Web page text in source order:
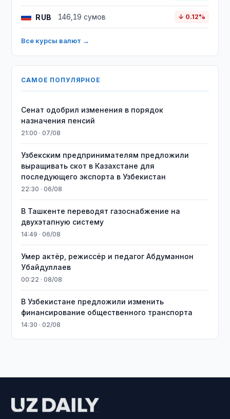
RUB 146,19 сумов ↓ 0.12%
Все курсы валют →
САМОЕ ПОПУЛЯРНОЕ
Сенат одобрил изменения в порядок
назначения пенсий
21:00 · 07/08
Узбекским предпринимателям предложили
выращивать скот в Казахстане для
последующего экспорта в Узбекистан
22:30 · 06/08
В Ташкенте переводят газоснабжение на
двухэтапную систему
14:49 · 06/08
Умер актёр, режиссёр и педагог Абдуманнон
Убайдуллаев
00:22 · 08/08
В Узбекистане предложили изменить
финансирование общественного транспорта
14:30 · 02/08